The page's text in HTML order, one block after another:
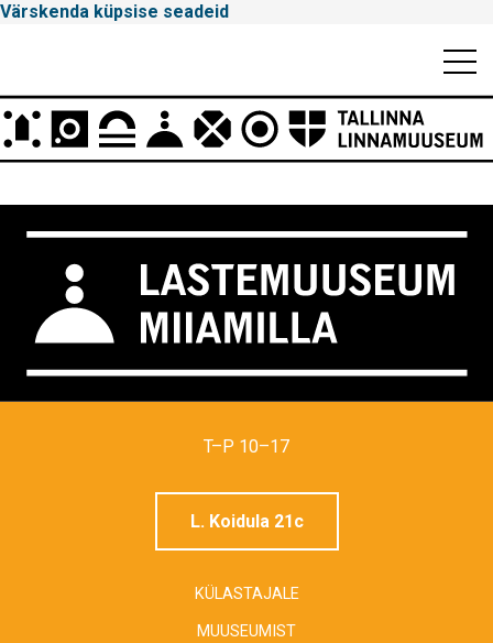
Värskenda küpsise seadeid
Peamenüü
T–P 10–17
L. Koidula 21c
KÜLASTAJALE
MUUSEUMIST